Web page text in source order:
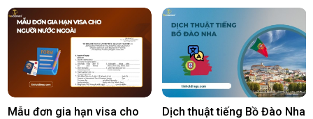
Mẫu đơn gia hạn visa cho
Dịch thuật tiếng Bồ Đào Nha